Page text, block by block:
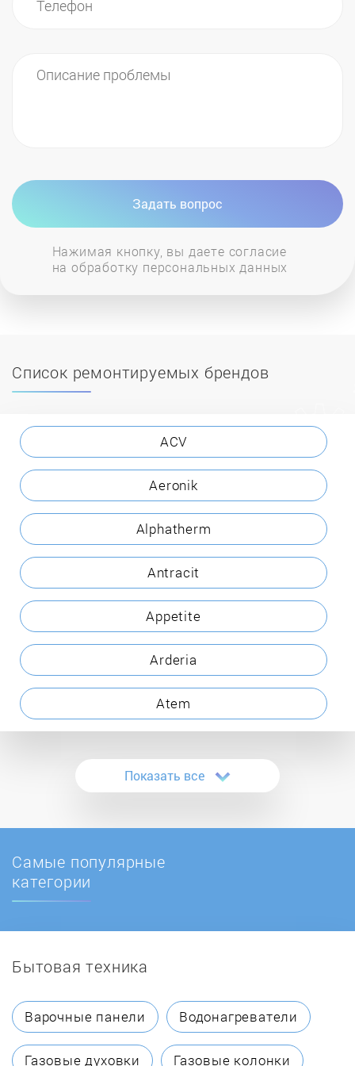
Задать вопрос
Нажимая кнопку, вы даете согласие
на обработку персональных данных
Список ремонтируемых брендов
ACV
Aeronik
Alphatherm
Antracit
Appetite
Arderia
Atem
ATON
Ballu
BAXI
Beretta
Показать все
Самые популярные
категории
Бытовая техника
Варочные панели Водонагреватели
Газовые духовки Газовые колонки